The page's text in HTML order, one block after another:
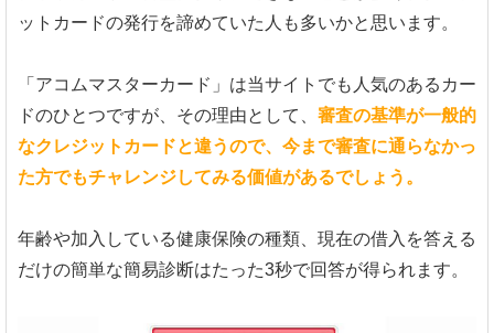
ットカードの発行を諦めていた人も多いかと思います。
「アコムマスターカード」は当サイトでも人気のあるカー
ドのひとつですが、その理由として、 審査の基準が一般的
なクレジットカードと違うので、今まで審査に通らなかっ
た方でもチャレンジしてみる価値があるでしょう。
年齢や加入している健康保険の種類、現在の借入を答える
だけの簡単な簡易診断はたった3秒で回答が得られます。